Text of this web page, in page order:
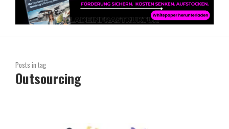
Posts in tag
Outsourcing